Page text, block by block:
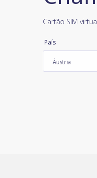
Cartão SIM
País